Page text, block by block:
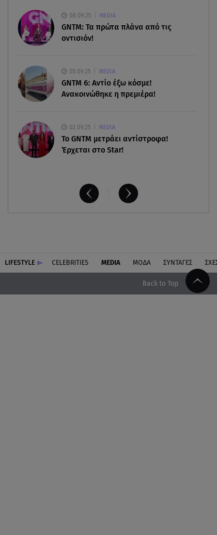
06.08.26 , 20:16
Αθηνά Οικονομάκου από την Μπόρα Μπόρα:
«Έσκασε όλη η κούραση του χειμώνα»
Σαμοθράκη: Συγκλονιστική διάσωση 15χρονης
από δύσβατο φαράγγι
08.09.25 MEDIA
GNTM: Τα πρώτα πλάνα από τις
οντισιόν!
05.09.25 MEDIA
GNTM 6: Αντίο έξω κόσμε!
Ανακοινώθηκε η πρεμιέρα!
02.09.25 MEDIA
Το GNTM μετράει αντίστροφα!
Έρχεται στο Star!
LIFESTYLE CELEBRITIES MEDIA ΜΟΔΑ ΣΥΝΤΑΓΕΣ
Back to Top